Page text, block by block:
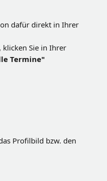
dafür direkt in Ihrer
klicken Sie in Ihrer
Termine"
Profilbild bzw. den